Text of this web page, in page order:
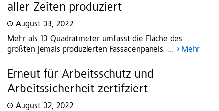
aller Zeiten produziert
August 03, 2022
Mehr als 10 Quadratmeter umfasst die Fläche des
größten jemals produzierten Fassadenpanels. ...
Mehr
Erneut für Arbeitsschutz und
Arbeitssicherheit zertifziert
August 02, 2022